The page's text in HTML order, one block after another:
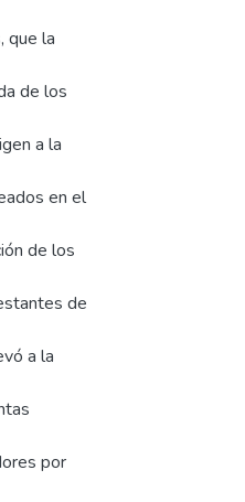
que la
de los
a la
en el
de los
de
a la
por